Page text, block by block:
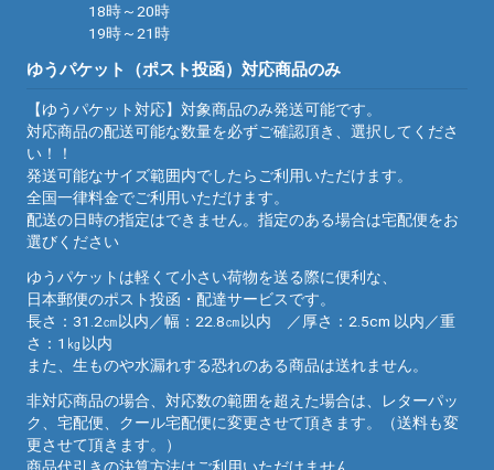
18時～20時
19時～21時
ゆうパケット（ポスト投函）対応商品のみ
【ゆうパケット対応】対象商品のみ発送可能です。
対応商品の配送可能な数量を必ずご確認頂き、選択してくださ
い！！
発送可能なサイズ範囲内でしたらご利用いただけます。
全国一律料金でご利用いただけます。
配送の日時の指定はできません。指定のある場合は宅配便をお
選びください
ゆうパケットは軽くて小さい荷物を送る際に便利な、
日本郵便のポスト投函・配達サービスです。
長さ：31.2㎝以内／幅：22.8㎝以内 ／厚さ：2.5cm 以内／重
さ：1㎏以内
また、生ものや水漏れする恐れのある商品は送れません。
非対応商品の場合、対応数の範囲を超えた場合は、レターパッ
ク、宅配便、クール宅配便に変更させて頂きます。（送料も変
更させて頂きます。）
商品代引きの決算方法はご利用いただけません。